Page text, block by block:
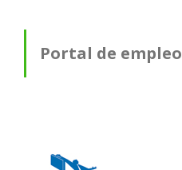
Portal de empleo